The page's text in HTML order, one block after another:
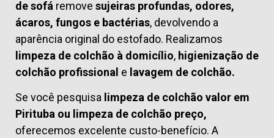
de sofá remove sujeiras profundas, odores,
ácaros, fungos e bactérias, devolvendo a
aparência original do estofado. Realizamos
limpeza de colchão à domicílio, higienização de
colchão profissional e lavagem de colchão.
Se você pesquisa limpeza de colchão valor em
Pirituba ou limpeza de colchão preço,
oferecemos excelente custo-benefício. A